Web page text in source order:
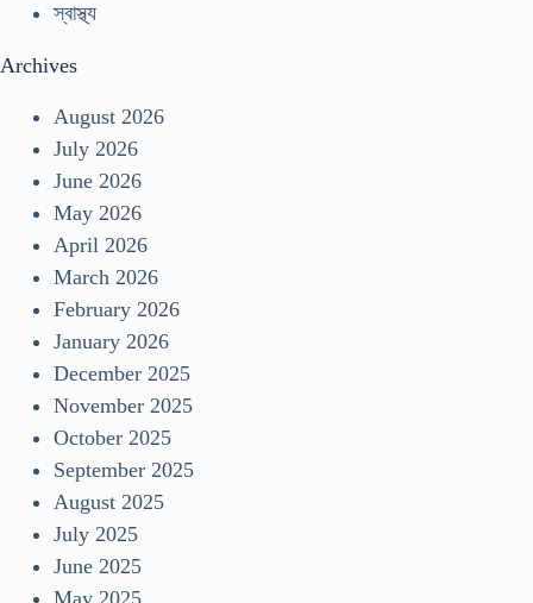
স্বাস্থ্য
Archives
August 2026
July 2026
June 2026
May 2026
April 2026
March 2026
February 2026
January 2026
December 2025
November 2025
October 2025
September 2025
August 2025
July 2025
June 2025
May 2025